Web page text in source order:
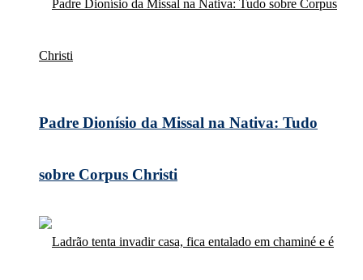
Padre Dionísio da Missal na Nativa: Tudo
sobre Corpus Christi